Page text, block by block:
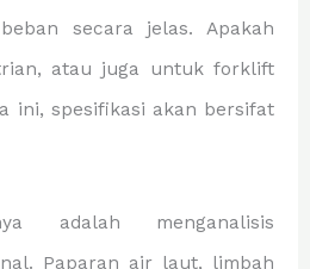
secara jelas. Apakah
atau juga untuk forklift
ini, spesifikasi akan bersifat
adalah menganalisis
Paparan air laut, limbah